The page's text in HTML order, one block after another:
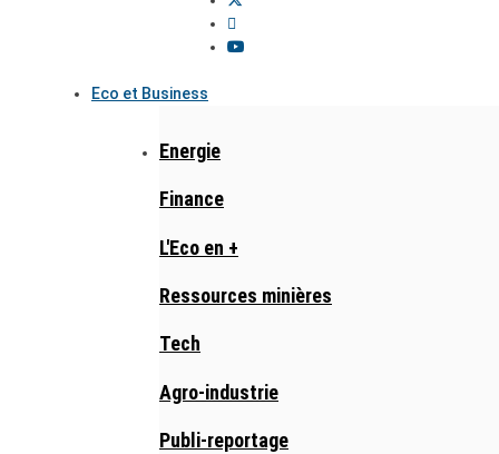
Eco et Business
Energie
Finance
L'Eco en +
Ressources minières
Tech
Agro-industrie
Publi-reportage